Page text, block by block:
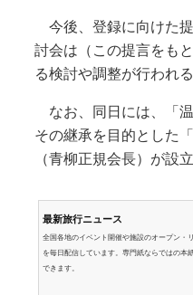
今後、登録に向けた
討会は（この提言をも
る検討や調整が行われ
なお、同日には、「温
その継承を目的とした
（青柳正規会長）が設
最新旅行ニュース
全国各地のイベント開催や施設のオープン・
を毎日配信しています。専門紙ならではの本
できます。